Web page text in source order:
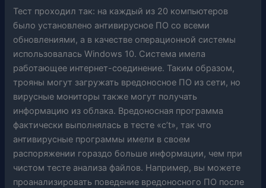
Тест проходил так: на каждый из 20 компьютеров
было установлено антивирусное ПО со всеми
обновлениями, а в качестве операционной системы
использовалась Windows 10. Система имела
работающее интернет-соединение. Таким образом,
трояны могут загружать вредоносное ПО из сети, но
вирусные мониторы также могут получать
информацию из облака. Вредоносная программа
фактически выполнялась в тесте «c’t», так что
антивирусные программы имели в своем
распоряжении гораздо больше информации, чем при
чистом тесте анализа файлов. Например, вы можете
проанализировать поведение вредоносного ПО после